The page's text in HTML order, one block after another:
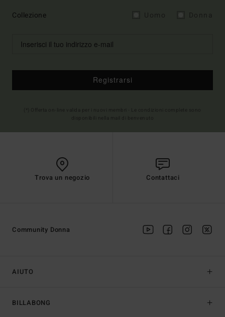
Collezione
Registrarsi
Trova un negozio Contattaci
AIUTO
BILLABONG
Community Donna